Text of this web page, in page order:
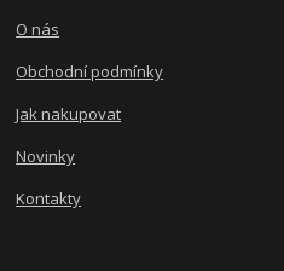
O nás
Obchodní podmínky
Jak nakupovat
Novinky
Kontakty